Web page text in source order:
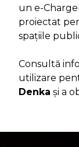
un e-
proiectat
spațiile
Consultă
utilizare
Denka și a